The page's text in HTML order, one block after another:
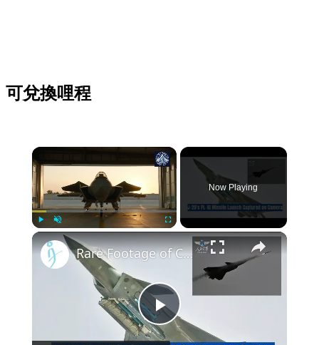
可兌換哩程
Play Unmute Fullscreen
Now Playing
Play
Rare Footage of China's Cutting-Edge J-20's PL-10 Missile Launch Revealed